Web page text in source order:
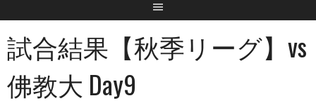
試合結果【秋季リーグ】vs
佛教大 Day9